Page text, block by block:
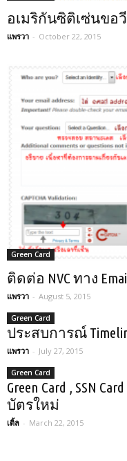
อเมริกันซิติเซ่นขอ
แพรวา - October 22, 2015
Green Card
ติดต่อ NVC ทาง
แพรวา - August 5, 2015
Green Card
ประสบการณ์
แพรวา - July 27, 2015
Green Card
Green Card , SSN
บัตรใหม่
เติ้ล - March 22, 2015